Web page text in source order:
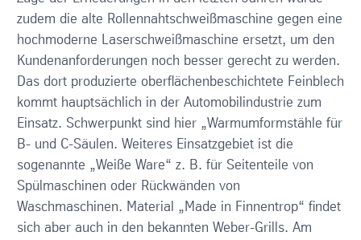
zudem die alte Rollennahtschweißmaschine gegen eine
hochmoderne Laserschweißmaschine ersetzt, um den
Kundenanforderungen noch besser gerecht zu werden.
Das dort produzierte oberflächenbeschichtete Feinblech
kommt hauptsächlich in der Automobilindustrie zum
Einsatz. Schwerpunkt sind hier „Warmumformstähle für
B- und C-Säulen. Weiteres Einsatzgebiet ist die
sogenannte „Weiße Ware“ z. B. für Seitenteile von
Spülmaschinen oder Rückwänden von
Waschmaschinen. Material „Made in Finnentrop“ findet
sich aber auch in den bekannten Weber-Grills. Am